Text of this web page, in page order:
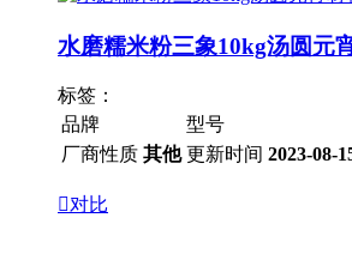
水磨糯米粉三象10kg汤圆元
标签：
品牌
型号
厂商性质 其他 更新时间 2023-08-
对比